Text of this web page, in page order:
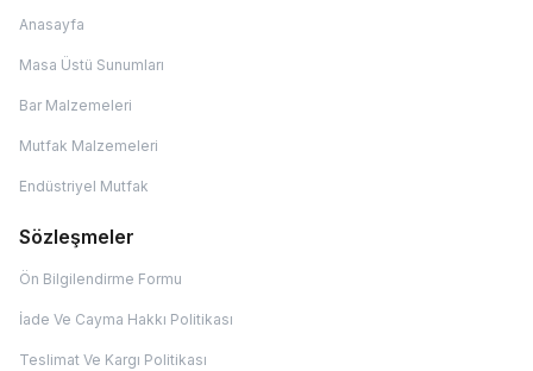
Anasayfa
Masa Üstü Sunumları
Bar Malzemeleri
Mutfak Malzemeleri
Endüstriyel Mutfak
Sözleşmeler
Ön Bilgilendirme Formu
İade Ve Cayma Hakkı Politikası
Teslimat Ve Kargı Politikası